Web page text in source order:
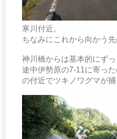
寒川付近。
ちなみにこれから向かう
神川橋からは基本的にず
途中伊勢原の7-11に寄っ
の付近でツキノワグマが